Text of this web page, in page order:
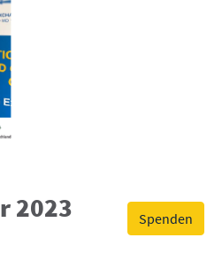
Spenden
2023